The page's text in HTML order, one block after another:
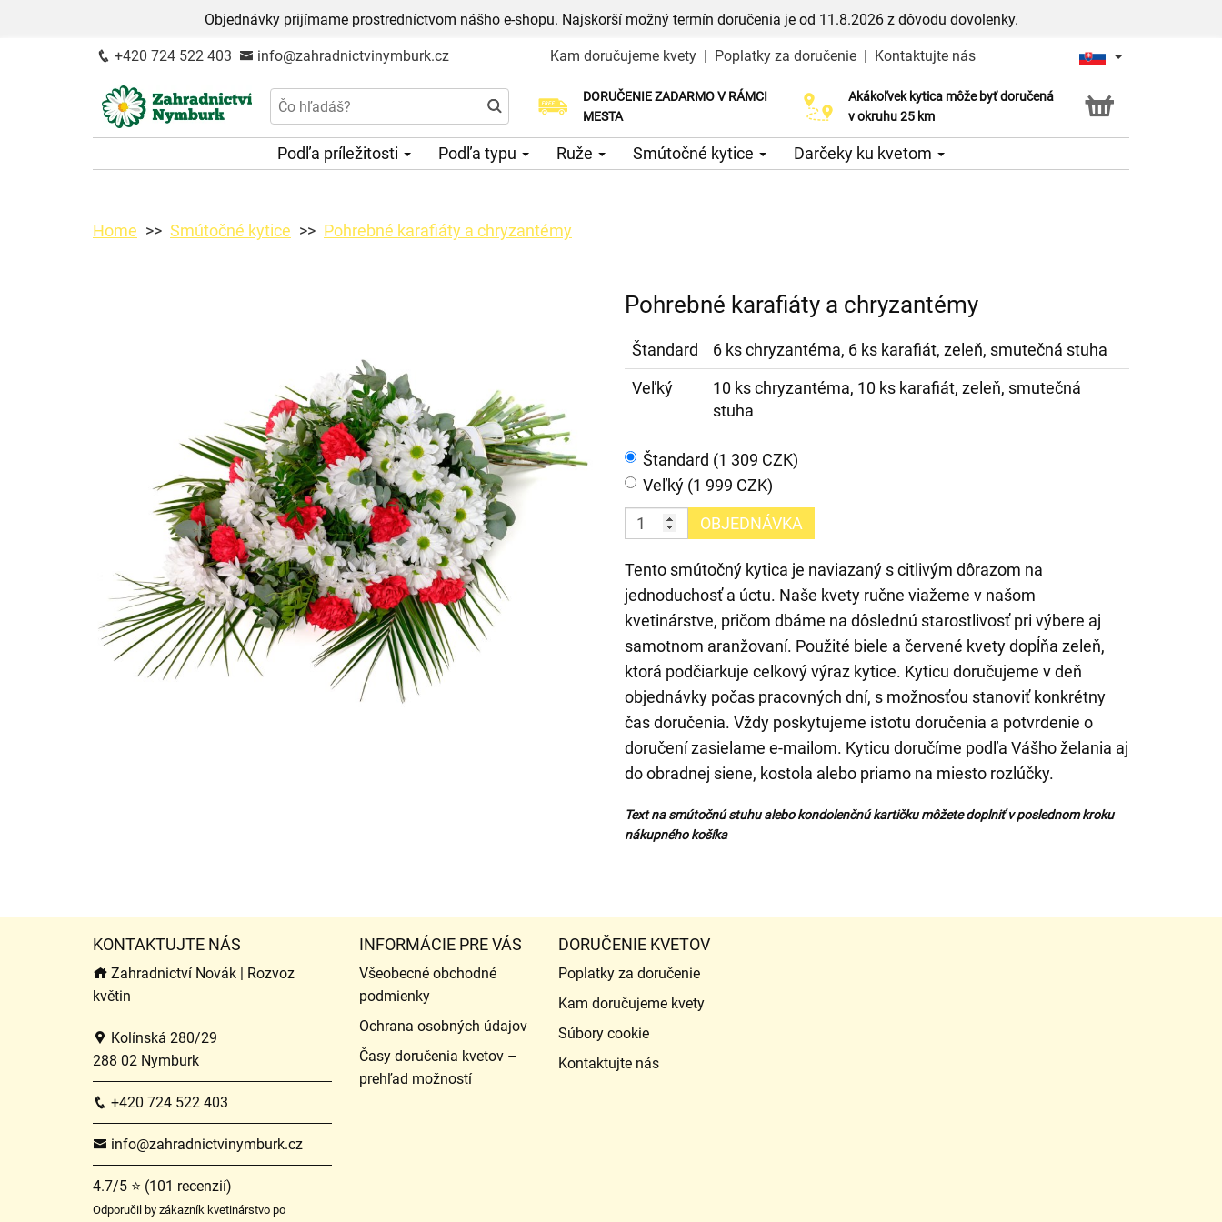
Objednávky prijímame prostredníctvom nášho e-shopu. Najskorší možný termín doručenia je od 11.8.2026 z dôvodu dovolenky.
+420 724 522 403 info@zahradnictvinymburk.cz Kam doručujeme kvety | Poplatky za doručenie | Kontaktujte nás
DORUČENIE ZADARMO V RÁMCI
MESTA
Akákoľvek kytica môže byť doručená
v okruhu 25 km
Služba Click & Collect
Podľa príležitosti Podľa typu Ruže Smútočné kytice Darčeky ku kvetom
Home Smútočné kytice Pohrebné karafiáty a chryzantémy
Pohrebné karafiáty a chryzantémy
Štandard
6 ks chryzantéma, 6 ks karafiát, zeleň, smutečná stuha
Veľký
10 ks chryzantéma, 10 ks karafiát, zeleň, smutečná
stuha
Štandard (1 309 CZK)
Veľký (1 999 CZK)
OBJEDNÁVKA
Tento smútočný kytica je naviazaný s citlivým dôrazom na
jednoduchosť a úctu. Naše kvety ručne viažeme v našom
kvetinárstve, pričom dbáme na dôslednú starostlivosť pri výbere aj
samotnom aranžovaní. Použité biele a červené kvety dopĺňa zeleň,
ktorá podčiarkuje celkový výraz kytice. Kyticu doručujeme v deň
objednávky počas pracovných dní, s možnosťou stanoviť konkrétny
čas doručenia. Vždy poskytujeme istotu doručenia a potvrdenie o
doručení zasielame e-mailom. Kyticu doručíme podľa Vášho želania aj
do obradnej siene, kostola alebo priamo na miesto rozlúčky.
Text na smútočnú stuhu alebo kondolenčnú kartičku môžete doplniť v poslednom kroku
nákupného košíka
KONTAKTUJTE NÁS
Zahradnictví Novák | Rozvoz
květin
Kolínská 280/29
288 02 Nymburk
+420 724 522 403
info@zahradnictvinymburk.cz
4.7/5 ⭐ (101 recenzií)
Odporučil by zákazník kvetinárstvo po
INFORMÁCIE PRE VÁS
Všeobecné obchodné
podmienky
Ochrana osobných údajov
Časy doručenia kvetov –
prehľad možností
DORUČENIE KVETOV
Poplatky za doručenie
Kam doručujeme kvety
Súbory cookie
Kontaktujte nás